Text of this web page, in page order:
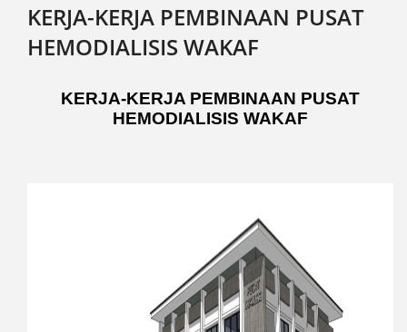
KERJA-KERJA PEMBINAAN PUSAT
HEMODIALISIS WAKAF
KERJA-KERJA PEMBINAAN PUSAT
HEMODIALISIS WAKAF